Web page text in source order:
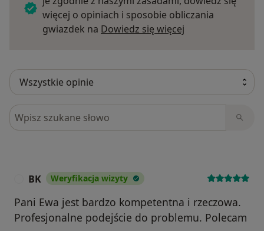
więcej o opiniach i sposobie obliczania
gwiazdek na Dowiedz się więcej
Szukaj w opiniach
BK Weryfikacja wizyty
Pani Ewa jest bardzo kompetentna i rzeczowa.
Profesjonalne podejście do problemu. Polecam